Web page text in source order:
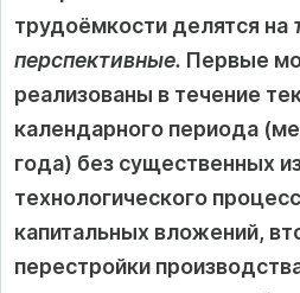
трудоёмкости делятся на
перспективные. Первые
реализованы в течение
календарного периода
года) без существенных
технологического
капитальных вложений,
перестройки